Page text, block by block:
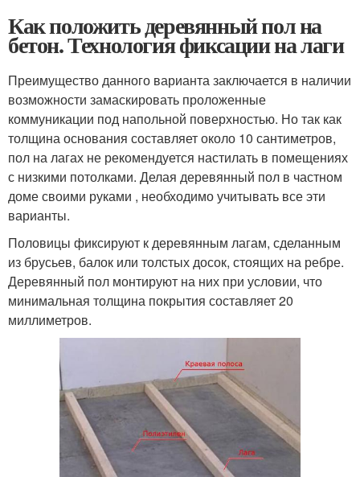
Как положить деревянный пол на
бетон. Технология фиксации на лаги
Преимущество данного варианта заключается в наличии
возможности замаскировать проложенные
коммуникации под напольной поверхностью. Но так как
толщина основания составляет около 10 сантиметров,
пол на лагах не рекомендуется настилать в помещениях
с низкими потолками. Делая деревянный пол в частном
доме своими руками , необходимо учитывать все эти
варианты.
Половицы фиксируют к деревянным лагам, сделанным
из брусьев, балок или толстых досок, стоящих на ребре.
Деревянный пол монтируют на них при условии, что
минимальная толщина покрытия составляет 20
миллиметров.